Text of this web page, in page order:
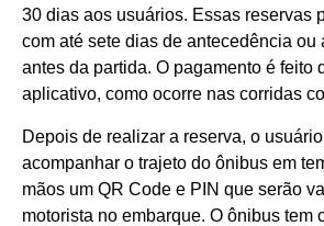
30 dias aos usuários. Essas reservas
com até sete dias de antecedência ou
antes da partida. O pagamento é feito
aplicativo, como ocorre nas corridas
Depois de realizar a reserva, o
acompanhar o trajeto do ônibus em
mãos um QR Code e PIN que serão
motorista no embarque. O ônibus tem